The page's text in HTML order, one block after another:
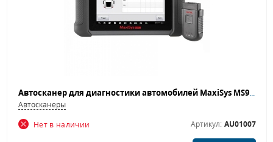
Автосканер для диагностики автомобилей MaxiSys MS906TS
Автосканеры
Нет в наличии
Артикул: AU01007